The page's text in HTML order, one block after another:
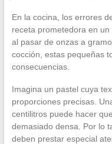
En la cocina, los errores
receta prometedora en
al pasar de onzas a
cocción, estas pequeñas
consecuencias.
Imagina un pastel cuya
proporciones precisas.
centilitros puede hacer
demasiado densa. Por lo
deben prestar especial